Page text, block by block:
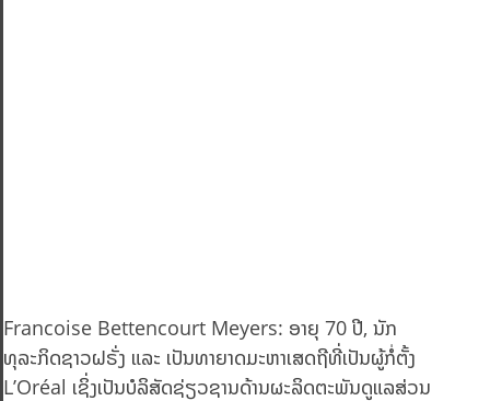
Francoise Bettencourt Meyers: ອາຍຸ 70 ປີ, ນັກ
ທຸລະກິດຊາວຝຣັ່ງ ແລະ ເປັນທາຍາດມະຫາເສດຖີທີ່ເປັນຜູ້ກໍ່ຕັ້ງ
L’Oréal ເຊິ່ງເປັນບໍລິສັດຊ່ຽວຊານດ້ານຜະລິດຕະພັນດູແລສ່ວນ